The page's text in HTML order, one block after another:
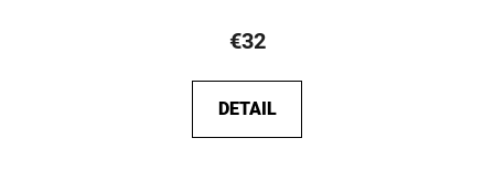
€32
DETAIL